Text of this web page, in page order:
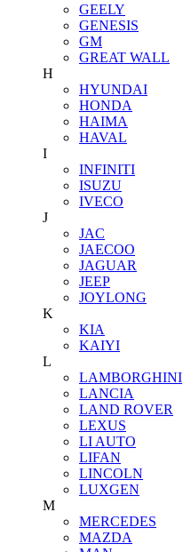
GEELY
GENESIS
GM
GREAT WALL
H
HYUNDAI
HONDA
HAIMA
HAVAL
I
INFINITI
ISUZU
IVECO
J
JAC
JAECOO
JAGUAR
JEEP
JOYLONG
K
KIA
KAIYI
L
LAMBORGHINI
LANCIA
LAND ROVER
LEXUS
LI AUTO
LIFAN
LINCOLN
LUXGEN
M
MERCEDES
MAZDA